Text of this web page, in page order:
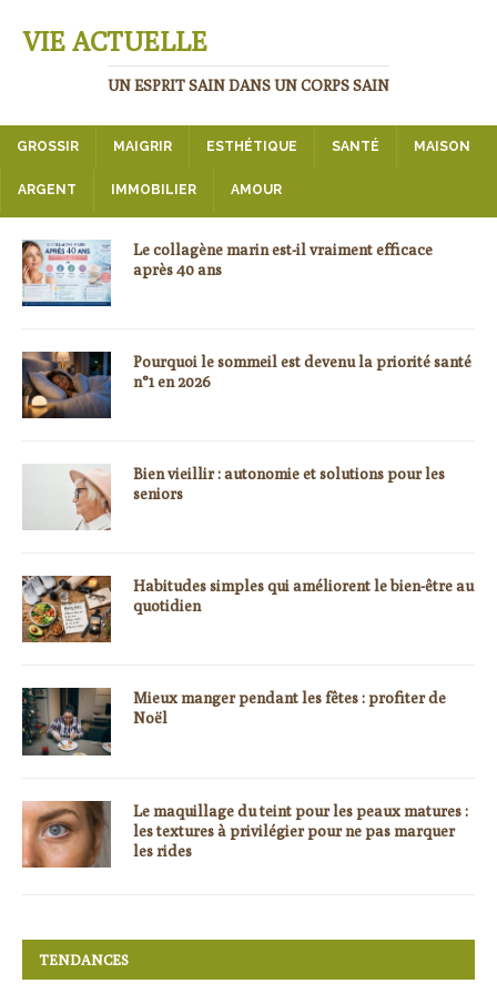
VIE ACTUELLE
UN ESPRIT SAIN DANS UN CORPS SAIN
GROSSIR MAIGRIR ESTHÉTIQUE SANTÉ MAISON
ARGENT IMMOBILIER AMOUR
Le collagène marin est-il vraiment efficace
après 40 ans
Pourquoi le sommeil est devenu la priorité santé
n°1 en 2026
Bien vieillir : autonomie et solutions pour les
seniors
Habitudes simples qui améliorent le bien-être au
quotidien
Mieux manger pendant les fêtes : profiter de
Noël
Le maquillage du teint pour les peaux matures :
les textures à privilégier pour ne pas marquer
les rides
TENDANCES